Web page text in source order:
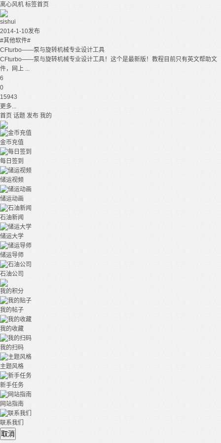
离心风机 标签首页
sishui
2014-1-10发布
#其他软件#
CFturbo——泵与旋转机械专业设计工具
CFturbo——泵与旋转机械专业设计工具！这个是最新版！教程目前只有英文帮助文
件，网上 ...
6
0
15943
更多...
首页 话题 发布 我的
金币充值
每日签到
储运视频
储运动画
石油新闻
储运大学
储运导师
石油公司
我的积分
我的帖子
我的收藏
我的扫码
主题风格
新手任务
网站指南
联系我们
取消